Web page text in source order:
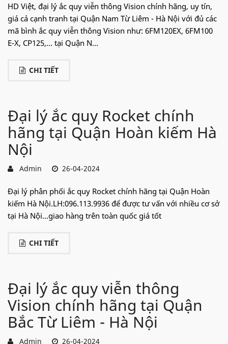
HD Việt, đại lý ắc quy viễn thông Vision chính hãng, uy tín,
giá cả cạnh tranh tại Quận Nam Từ Liêm - Hà Nội với đủ các
mã bình ắc quy viễn thông Vision như: 6FM120EX, 6FM100
E-X, CP125,... tại Quận N...
CHI TIẾT
Đại lý ắc quy Rocket chính
hãng tại Quận Hoàn kiếm Hà
Nội
Admin 26-04-2024
Đại lý phân phối ắc quy Rocket chính hãng tại Quận Hoàn
kiếm Hà Nội.LH:096.113.9936 để được tư vấn với nhiều cơ sở
tại Hà Nội...giao hàng trên toàn quốc giá tốt
CHI TIẾT
Đại lý ắc quy viễn thông
Vision chính hãng tại Quận
Bắc Từ Liêm - Hà Nội
Admin 26-04-2024